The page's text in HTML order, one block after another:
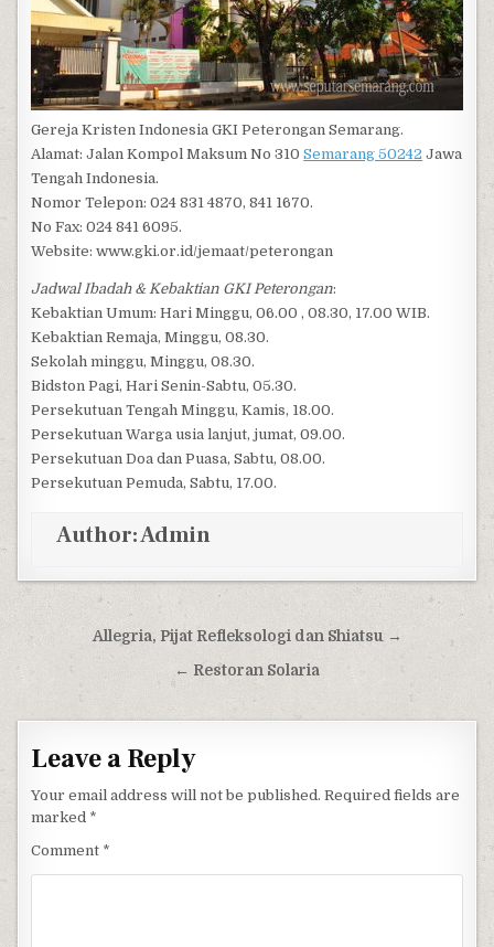
Gereja Kristen Indonesia GKI Peterongan Semarang.
Alamat: Jalan Kompol Maksum No 310Semarang 50242 Jawa
Tengah Indonesia.
Nomor Telepon: 024 831 4870, 841 1670.
No Fax: 024 841 6095.
Website: www.gki.or.id/jemaat/peterongan
Jadwal Ibadah & Kebaktian GKI Peterongan:
Kebaktian Umum: Hari Minggu, 06.00 , 08.30, 17.00 WIB.
Kebaktian Remaja, Minggu, 08.30.
Sekolah minggu, Minggu, 08.30.
Bidston Pagi, Hari Senin-Sabtu, 05.30.
Persekutuan Tengah Minggu, Kamis, 18.00.
Persekutuan Warga usia lanjut, jumat, 09.00.
Persekutuan Doa dan Puasa, Sabtu, 08.00.
Persekutuan Pemuda, Sabtu, 17.00.
Author:Admin
Post navigation
Allegria, Pijat Refleksologi dan Shiatsu →
← Restoran Solaria
Leave a Reply
Your email address will not be published. Required fields are
marked *
Comment *